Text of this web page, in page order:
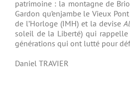
patrimoine : la montagne de
Gardon qu’enjambe le Vieux
de l’Horloge (IMH) et la devise
soleil de la Liberté) qui rappelle
générations qui ont lutté pour
Daniel TRAVIER